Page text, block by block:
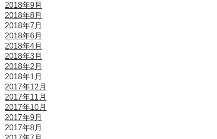
2018年9月
2018年8月
2018年7月
2018年6月
2018年4月
2018年3月
2018年2月
2018年1月
2017年12月
2017年11月
2017年10月
2017年9月
2017年8月